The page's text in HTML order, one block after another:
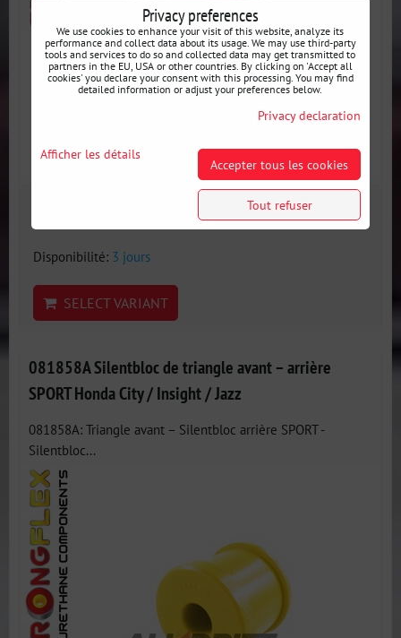
Disponibilité: 3 jours
SELECT VARIANT
081858A Silentbloc de triangle avant – arrière
SPORT Honda City / Insight / Jazz
081858A: Triangle avant – Silentbloc arrière SPORT -
Silentbloc...
Privacy preferences
We use cookies to enhance your visit of this website, analyze its
performance and collect data about its usage. We may use third-party
tools and services to do so and collected data may get transmitted to
partners in the EU, USA or other countries. By clicking on 'Accept all
cookies' you declare your consent with this processing. You may find
detailed information or adjust your preferences below.
Privacy declaration
Afficher les détails
Accepter tous les cookies
Tout refuser